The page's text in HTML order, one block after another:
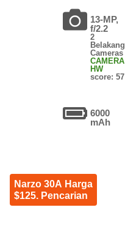
13-MP,
f/2.2
2
Belakang
Cameras
CAMERA
HW
score: 57
6000
mAh
Narzo 30A Harga
$125. Pencarian